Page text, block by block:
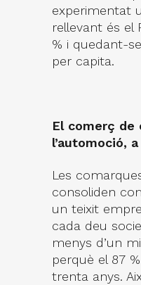
experimentat
rellevant és el
% i quedant-
per capita.
El comerç de
l’automoció, a
Les
consoliden
un teixit
cada deu
menys d’un
perquè el 87
trenta anys.